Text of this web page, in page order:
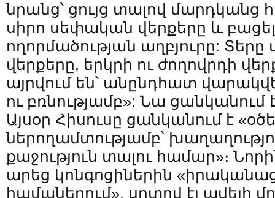
նրանց՝ ցույց տալով մարդկանց
սիրո սեփական վերքերը և
ողորմածության աղբյուրը:
վերքերը, երկրի ու ժողովրդի
այրվում են՝ անընդհատ
ու բռնությամբ»: Նա ցանկանում
Այսօր Հիսուսը ցանկանում է
ներողամտությամբ՝
քաջություն տալու համար»։
արեց կոնգոցիներին
համաներում», սրտով էլ ավելի